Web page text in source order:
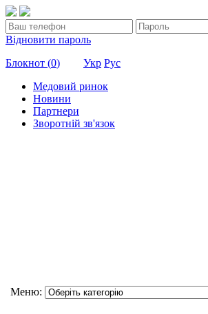
Відновити пароль
Блокнот (0) Укр Рус
Медовий ринок
Новини
Партнери
Зворотній зв'язок
Меню: